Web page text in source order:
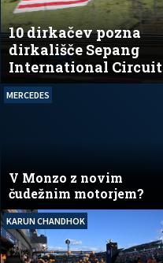
10 dirkačev pozna
dirkališče Sepang
International Circuit
MERCEDES
V Monzo z novim
čudežnim motorjem?
KARUN CHANDHOK